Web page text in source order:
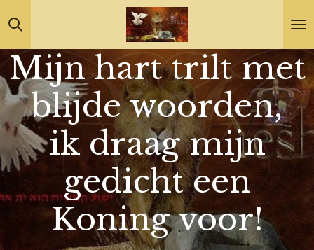
Ga
direct
naar
de
hoofdinhoud
Mijn hart trilt met
blijde woorden,
ik draag mijn
gedicht een
Koning voor!